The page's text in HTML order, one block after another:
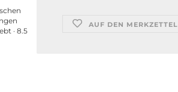
AUF DEN MERKZETTEL
· 8.5